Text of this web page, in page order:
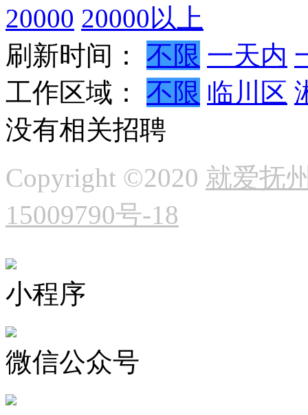
20000 20000以上
刷新时间：
不限 一天内
工作区域：
不限 临川区
没有相关招聘
Copyright ©2020 就爱抚
15009790号-18
小程序
微信公众号